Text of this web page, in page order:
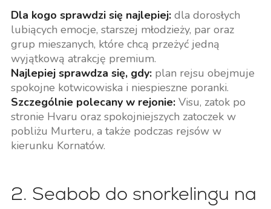
Dla kogo sprawdzi się najlepiej:dla dorosłych
lubiących emocje, starszej młodzieży, par oraz
grup mieszanych, które chcą przeżyć jedną
wyjątkową atrakcję premium.
Najlepiej sprawdza się, gdy:plan rejsu obejmuje
spokojne kotwicowiska i niespieszne poranki.
Szczególnie polecany w rejonie:Visu, zatok po
stronie Hvaru oraz spokojniejszych zatoczek w
pobliżu Murteru, a także podczas rejsów w
kierunku Kornatów.
2. Seabob do snorkelingu na